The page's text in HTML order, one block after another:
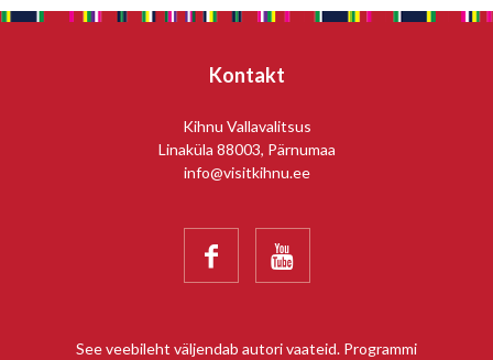
Kontakt
Kihnu Vallavalitsus
Linaküla 88003, Pärnumaa
info@visitkihnu.ee
 
See veebileht väljendab autori vaateid. Programmi